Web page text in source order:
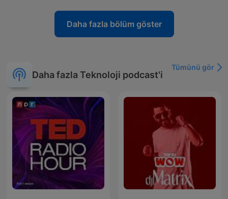
Daha fazla bölüm göster
Daha fazla Teknoloji podcast'i
Tümünü gör